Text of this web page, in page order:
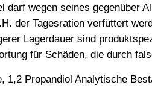
darf wegen seines gegenüber
der Tagesration verfüttert
Lagerdauer sind
für Schäden, die durch
1,2 Propandiol Analytische